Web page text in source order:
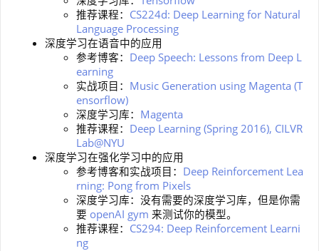
推荐课程： CS224d: Deep Learning for Natural
Language Processing
深度学习在语音中的应用
参考博客： Deep Speech: Lessons from Deep L
earning
实战项目： Music Generation using Magenta (T
ensorflow)
深度学习库： Magenta
推荐课程： Deep Learning (Spring 2016), CILVR
Lab@NYU
深度学习在强化学习中的应用
参考博客和实战项目： Deep Reinforcement Lea
rning: Pong from Pixels
深度学习库：没有需要的深度学习库，但是你需
要 openAI gym 来测试你的模型。
推荐课程： CS294: Deep Reinforcement Learni
ng